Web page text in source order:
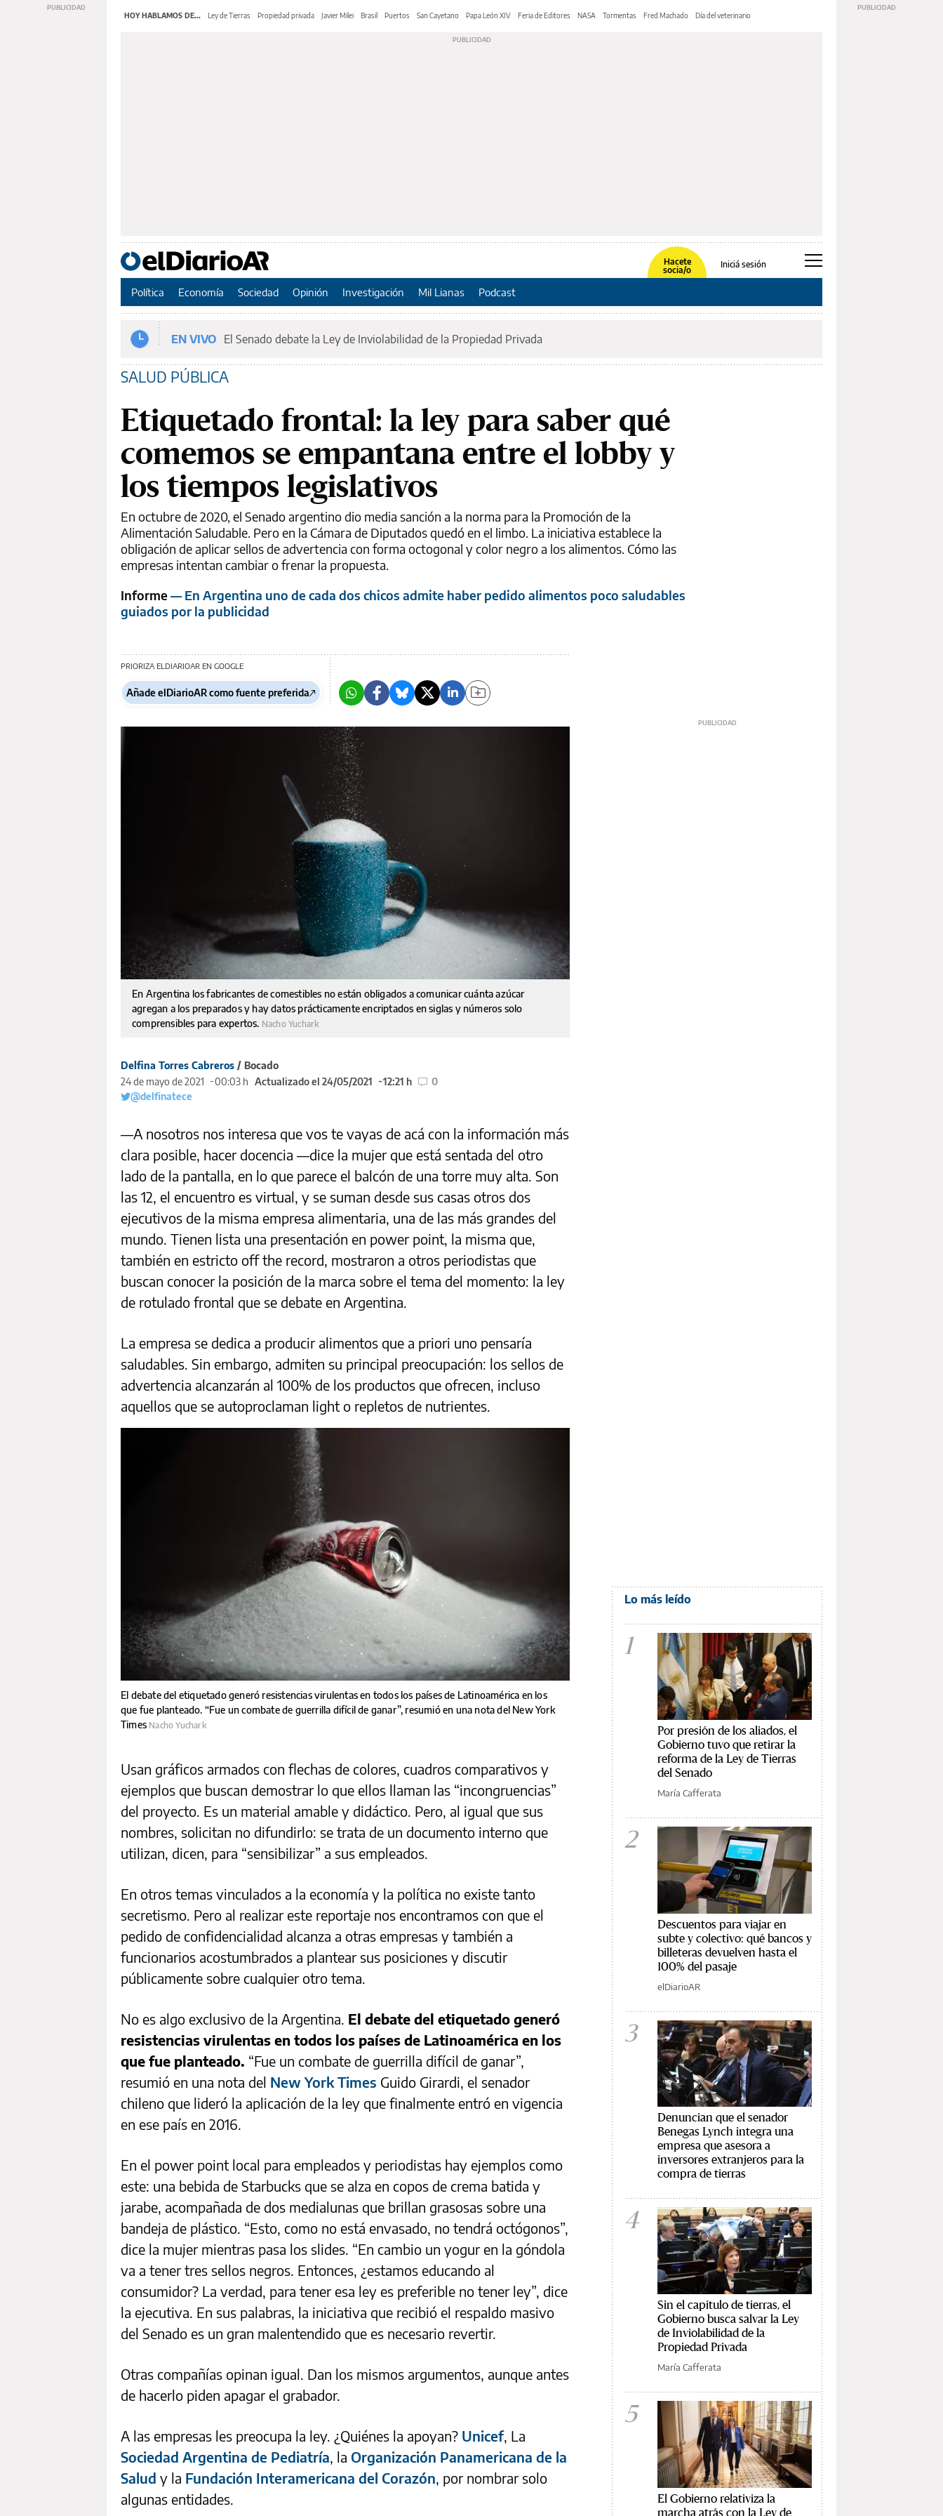
HOY HABLAMOS DE... Ley de Tierras Propiedad privada Javier Milei Brasil Puertos San Cayetano Papa León XIV Feria de Editores NASA Tormentas Fred Machado Día del veterinario
Hacete
socia/o
Iniciá sesión
Política Economía Sociedad Opinión Investigación Mil Lianas Podcast
EN VIVO El Senado debate la Ley de Inviolabilidad de la Propiedad Privada
SALUD PÚBLICA
Etiquetado frontal: la ley para saber qué
comemos se empantana entre el lobby y
los tiempos legislativos
En octubre de 2020, el Senado argentino dio media sanción a la norma para la Promoción de la
Alimentación Saludable. Pero en la Cámara de Diputados quedó en el limbo. La iniciativa establece la
obligación de aplicar sellos de advertencia con forma octogonal y color negro a los alimentos. Cómo las
empresas intentan cambiar o frenar la propuesta.
Informe— En Argentina uno de cada dos chicos admite haber pedido alimentos poco saludables
guiados por la publicidad
PRIORIZA ELDIARIOAR EN GOOGLE
Añade elDiarioAR como fuente preferida
En Argentina los fabricantes de comestibles no están obligados a comunicar cuánta azúcar
agregan a los preparados y hay datos prácticamente encriptados en siglas y números solo
comprensibles para expertos. Nacho Yuchark
Delfina Torres Cabreros / Bocado
24 de mayo de 2021
00:03 h Actualizado el 24/05/2021 12:21 h
0
@delfinatece
—A nosotros nos interesa que vos te vayas de acá con la información más
clara posible, hacer docencia —dice la mujer que está sentada del otro
lado de la pantalla, en lo que parece el balcón de una torre muy alta. Son
las 12, el encuentro es virtual, y se suman desde sus casas otros dos
ejecutivos de la misma empresa alimentaria, una de las más grandes del
mundo. Tienen lista una presentación en power point, la misma que,
también en estricto off the record, mostraron a otros periodistas que
buscan conocer la posición de la marca sobre el tema del momento: la ley
de rotulado frontal que se debate en Argentina.
La empresa se dedica a producir alimentos que a priori uno pensaría
saludables. Sin embargo, admiten su principal preocupación: los sellos de
advertencia alcanzarán al 100% de los productos que ofrecen, incluso
aquellos que se autoproclaman light o repletos de nutrientes.
El debate del etiquetado generó resistencias virulentas en todos los países de Latinoamérica en los
que fue planteado. “Fue un combate de guerrilla difícil de ganar”, resumió en una nota del New York
Times Nacho Yuchark
Usan gráficos armados con flechas de colores, cuadros comparativos y
ejemplos que buscan demostrar lo que ellos llaman las “incongruencias”
del proyecto. Es un material amable y didáctico. Pero, al igual que sus
nombres, solicitan no difundirlo: se trata de un documento interno que
utilizan, dicen, para “sensibilizar” a sus empleados.
En otros temas vinculados a la economía y la política no existe tanto
secretismo. Pero al realizar este reportaje nos encontramos con que el
pedido de confidencialidad alcanza a otras empresas y también a
funcionarios acostumbrados a plantear sus posiciones y discutir
públicamente sobre cualquier otro tema.
No es algo exclusivo de la Argentina. El debate del etiquetado generó
resistencias virulentas en todos los países de Latinoamérica en los
que fue planteado. “Fue un combate de guerrilla difícil de ganar”,
resumió en una nota del New York Times Guido Girardi, el senador
chileno que lideró la aplicación de la ley que finalmente entró en vigencia
en ese país en 2016.
En el power point local para empleados y periodistas hay ejemplos como
este: una bebida de Starbucks que se alza en copos de crema batida y
jarabe, acompañada de dos medialunas que brillan grasosas sobre una
bandeja de plástico. “Esto, como no está envasado, no tendrá octógonos”,
dice la mujer mientras pasa los slides. “En cambio un yogur en la góndola
va a tener tres sellos negros. Entonces, ¿estamos educando al
consumidor? La verdad, para tener esa ley es preferible no tener ley”, dice
la ejecutiva. En sus palabras, la iniciativa que recibió el respaldo masivo
del Senado es un gran malentendido que es necesario revertir.
Otras compañías opinan igual. Dan los mismos argumentos, aunque antes
de hacerlo piden apagar el grabador.
A las empresas les preocupa la ley. ¿Quiénes la apoyan? Unicef, La
Sociedad Argentina de Pediatría, la Organización Panamericana de la
Salud y la Fundación Interamericana del Corazón, por nombrar solo
algunas entidades.
Lo más leído
1
Por presión de los aliados, el
Gobierno tuvo que retirar la
reforma de la Ley de Tierras
del Senado
María Cafferata
2
Descuentos para viajar en
subte y colectivo: qué bancos y
billeteras devuelven hasta el
100% del pasaje
elDiarioAR
3
Denuncian que el senador
Benegas Lynch integra una
empresa que asesora a
inversores extranjeros para la
compra de tierras
4
Sin el capítulo de tierras, el
Gobierno busca salvar la Ley
de Inviolabilidad de la
Propiedad Privada
María Cafferata
5
El Gobierno relativiza la
marcha atrás con la Ley de